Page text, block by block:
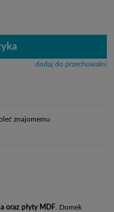
dodaj do przechowalni
znajomemu
oraz płyty MDF . Domek